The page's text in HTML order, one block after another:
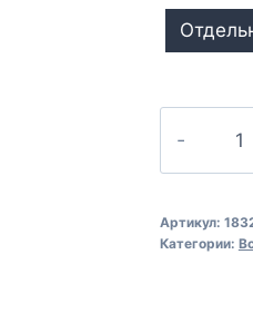
в
сукні
Артикул:
Категории: